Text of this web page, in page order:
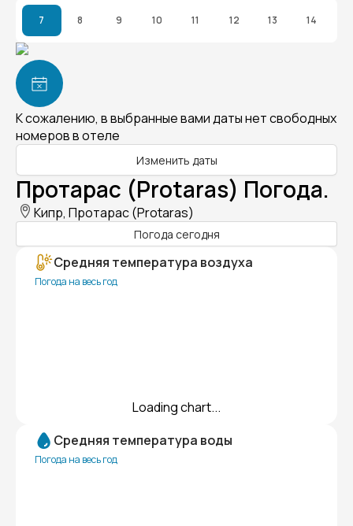
7 8 9 10 11 12 13 14
К сожалению, в выбранные вами даты нет свободных
номеров в отеле
Изменить даты
Протарас (Protaras) Погода.
Кипр, Протарас (Protaras)
Погода сегодня
Средняя температура воздуха
Погода на весь год
Loading chart...
Средняя температура воды
Погода на весь год